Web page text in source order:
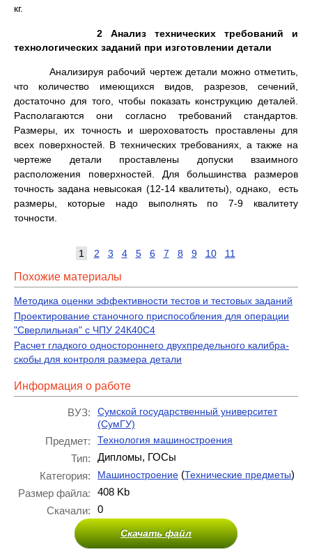
кг.
2 Анализ технических требований и
технологических заданий при изготовлении детали
Анализируя рабочий чертеж детали можно отметить,
что количество имеющихся видов, разрезов, сечений,
достаточно для того, чтобы показать конструкцию деталей.
Располагаются они согласно требований стандартов.
Размеры, их точность и шероховатость проставлены для
всех поверхностей. В технических требованиях, а также на
чертеже детали проставлены допуски взаимного
расположения поверхностей. Для большинства размеров
точность задана невысокая (12-14 квалитеты), однако, есть
размеры, которые надо выполнять по 7-9 квалитету
точности.
1 2 3 4 5 6 7 8 9 10 11
Похожие материалы
Методика оценки эффективности тестов и тестовых заданий
Проектирование станочного приспособления для операции
"Сверлильная" с ЧПУ 24К40С4
Расчет гладкого одностороннего двухпредельного калибра-
скобы для контроля размера детали
Информация о работе
ВУЗ:
Сумской государственный университет
(СумГУ)
Предмет: Технология машиностроения
Тип:
Дипломы, ГОСы
Категория:
Машиностроение (Технические предметы)
Размер файла:
408 Kb
Скачали:
0
Скачать файл